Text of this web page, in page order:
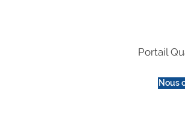
Portail
Nous